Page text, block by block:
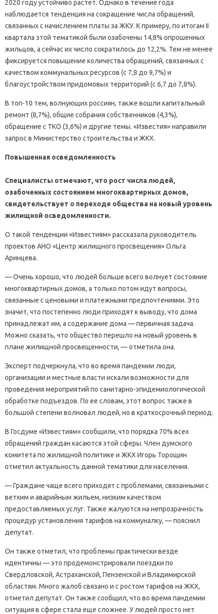
2020 году устойчиво растет. Однако в течение года
наблюдается тенденция на сокращение числа обращений,
связанных с начислением платы за ЖКУ. К примеру, по итогам II
квартала этой тематикой были озабочены 14,8% опрошенных
жильцов, а сейчас их число сократилось до 12,2%. Тем не менее
фиксируется повышение количества обращений, связанных с
качеством коммунальных ресурсов (с 7,8 до 9,7%) и
благоустройством придомовых территорий (с 6,7 до 7,8%).
В топ-10 тем, волнующих россиян, также вошли капитальный
ремонт (8,7%), общие собрания собственников (4,3%),
обращение с ТКО (3,6%) и другие темы. «Известия» направили
запрос в Министерство строительства и ЖКХ.
Повышенная осведомленность
Специалисты отмечают, что рост числа людей,
озабоченных состоянием многоквартирных домов,
свидетельствует о переходе общества на новый уровень
жилищной осведомленности.
О такой тенденции «Известиям» рассказала руководитель
проектов АНО «Центр жилищного просвещения» Ольга
Аринцева.
— Очень хорошо, что людей больше всего волнует состояние
многоквартирных домов, а только потом идут вопросы,
связанные с ценовыми и платежными предпочтениями. Это
значит, что постепенно люди приходят к выводу, что дома
принадлежат им, а содержание дома — первичная задача.
Можно сказать, что общество перешло на новый уровень в
плане жилищной просвещенности, — отметила она.
Эксперт подчеркнула, что во время пандемии люди,
организации и местные власти искали возможности для
проведения мероприятий по санитарно-эпидемиологической
обработке подъездов. По ее словам, этот вопрос также в
большой степени волновал людей, но в краткосрочный период.
В Госдуме «Известиям» сообщили, что порядка 70% всех
обращений граждан касаются этой сферы. Член думского
комитета по жилищной политике и ЖКХ Игорь Торощин
отметил актуальность данной тематики для населения.
— Граждане чаще всего приходят с проблемами, связанными с
ветхим и аварийным жильем, низким качеством
предоставляемых услуг. Также жалуются на непрозрачность
процедур установления тарифов на коммуналку, — пояснил
депутат.
Он также отметил, что проблемы практически везде
идентичны — это продемонстрировали поездки по
Свердловской, Астраханской, Пензенской и Владимирской
областям. Много жалоб связано и с ростом тарифов на ЖКХ,
отметил депутат. Он также сообщил, что во время пандемии
ситуация в сфере стала еще сложнее. У людей просто нет